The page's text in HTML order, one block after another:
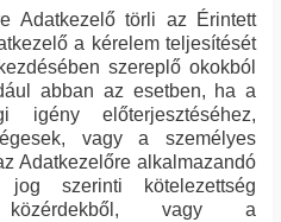
Adatkezelő törli az Érintett
a kérelem teljesítését
szereplő okokból
abban az esetben, ha a
igény előterjesztéséhez,
vagy a személyes
Adatkezelőre alkalmazandó
szerinti kötelezettség
vagy a